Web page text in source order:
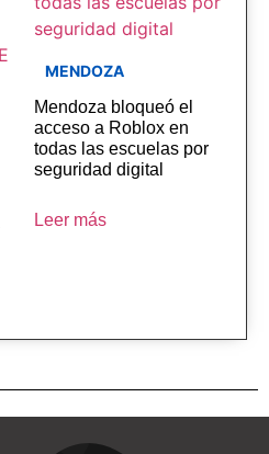
MENDOZA
Mendoza bloqueó el
acceso a Roblox en
todas las escuelas por
seguridad digital
Leer más